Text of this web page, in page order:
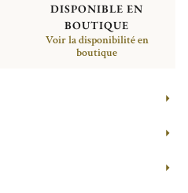
DISPONIBLE EN
BOUTIQUE
Voir la disponibilité en
boutique